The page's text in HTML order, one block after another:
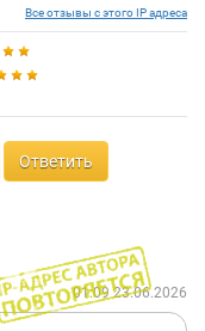
Все отзывы с этого IP адреса
Ответить
01:09 23.06.2026